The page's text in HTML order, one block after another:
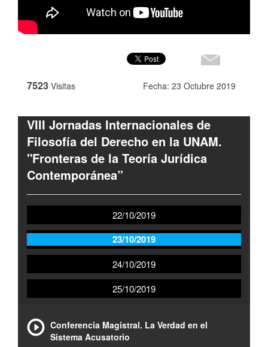
7523 Visitas Fecha: 23 Octubre 2019
VIII Jornadas Internacionales de
Filosofía del Derecho en la UNAM.
"Fronteras de la Teoría Jurídica
Contemporánea”
22/10/2019
23/10/2019
24/10/2019
25/10/2019
Conferencia Magistral. La Verdad en el
Sistema Acusatorio